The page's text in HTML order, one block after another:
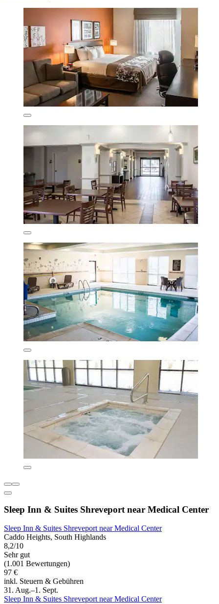
Sleep Inn & Suites Shreveport near Medical Center
Sleep Inn & Suites Shreveport near Medical Center
Caddo Heights, South Highlands
8,2/10
Sehr gut
(1.001 Bewertungen)
97 €
inkl. Steuern & Gebühren
31. Aug.–1. Sept.
Sleep Inn & Suites Shreveport near Medical Center